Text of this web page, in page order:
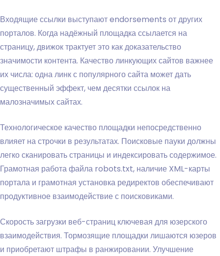
Входящие ссылки выступают endorsements от других
порталов. Когда надёжный площадка ссылается на
страницу, движок трактует это как доказательство
значимости контента. Качество линкующих сайтов важнее
их числа: одна линк с популярного сайта может дать
существенный эффект, чем десятки ссылок на
малозначимых сайтах.
Технологическое качество площадки непосредственно
влияет на строчки в результатах. Поисковые пауки должны
легко сканировать страницы и индексировать содержимое.
Грамотная работа файла robots.txt, наличие XML-карты
портала и грамотная установка редиректов обеспечивают
продуктивное взаимодействие с поисковиками.
Скорость загрузки веб-страниц ключевая для юзерского
взаимодействия. Тормозящие площадки лишаются юзеров
и приобретают штрафы в ранжировании. Улучшение